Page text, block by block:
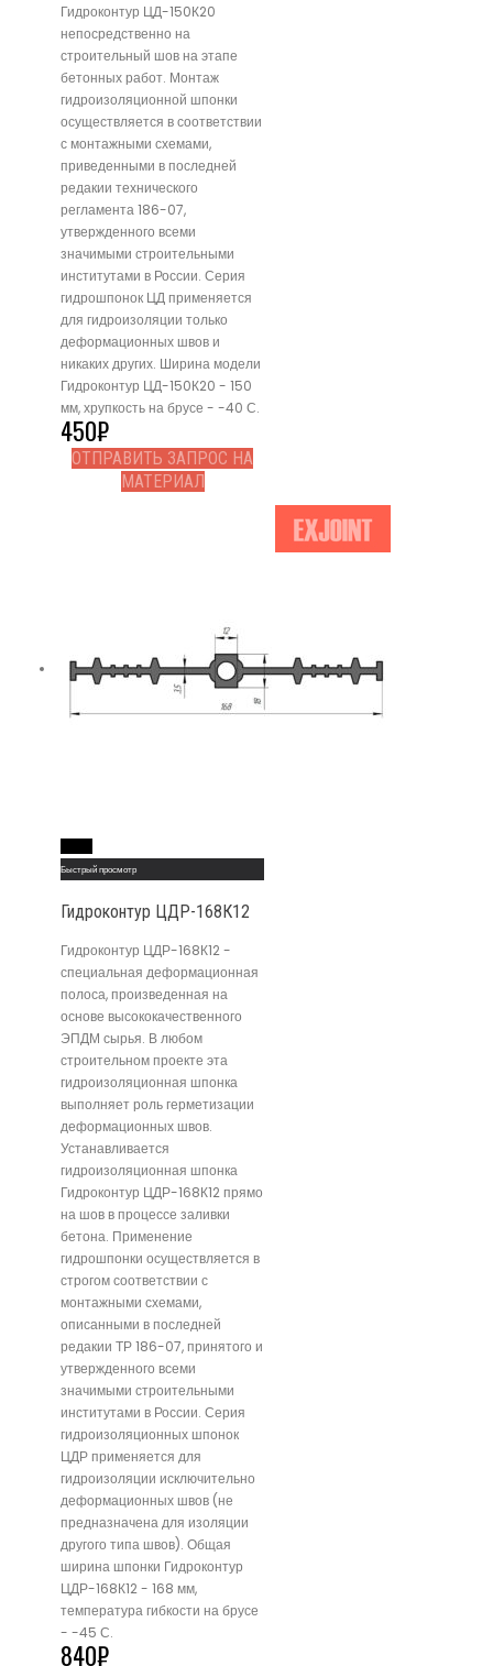
Гидроконтур ЦД-150К20
непосредственно на
строительный шов на этапе
бетонных работ. Монтаж
гидроизоляционной шпонки
осуществляется в соответствии
с монтажными схемами,
приведенными в последней
редакии технического
регламента 186-07,
утвержденного всеми
значимыми строительными
институтами в России. Серия
гидрошпонок ЦД применяется
для гидроизоляции только
деформационных швов и
никаких других. Ширина модели
Гидроконтур ЦД-150К20 - 150
мм, хрупкость на брусе - -40 С.
450₽
ОТПРАВИТЬ ЗАПРОС НА
МАТЕРИАЛ
Быстрый просмотр
Гидроконтур ЦДР-168К12
Гидроконтур ЦДР-168К12 -
специальная деформационная
полоса, произведенная на
основе высококачественного
ЭПДМ сырья. В любом
строительном проекте эта
гидроизоляционная шпонка
выполняет роль герметизации
деформационных швов.
Устанавливается
гидроизоляционная шпонка
Гидроконтур ЦДР-168К12 прямо
на шов в процессе заливки
бетона. Применение
гидрошпонки осуществляется в
строгом соответствии с
монтажными схемами,
описанными в последней
редакии ТР 186-07, принятого и
утвержденного всеми
значимыми строительными
институтами в России. Серия
гидроизоляционных шпонок
ЦДР применяется для
гидроизоляции исключительно
деформационных швов (не
предназначена для изоляции
другого типа швов). Общая
ширина шпонки Гидроконтур
ЦДР-168К12 - 168 мм,
температура гибкости на брусе
- -45 С.
840₽